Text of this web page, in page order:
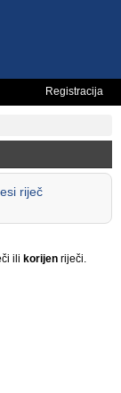
Registracija
riječ
ili korijen riječi.